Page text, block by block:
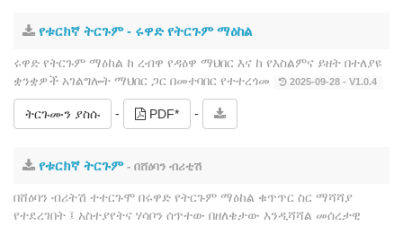
የቱርክኛ ትርጉም ‐ ሩዋድ የትርጉም ማዕከል
ሩዋድ የትርጉም ማዕከል ከ ረብዋ የዳዕዋ ማህበር እና ከ የእስልምና ይዘት በተለያዩ
ቋንቋዎች አገልግሎት ማህበር ጋር በመተባበር የተተረጎመ
2025-09-28 - V1.0.4
ትርጉሙን ያስሱ - PDF* -
የቱርክኛ ትርጉም- በሸዕባን ብሪቲሽ
በሸዕባን ብሪትሽ ተተርጉሞ በሩዋድ የትርጉም ማዕከል ቁጥጥር ስር ማሻሻያ
የተደረገበት ፤ አስተያየትና ሃሳቦን ሰጥተው በዘለቄታው እንዲሻሻል መሰረታዊ